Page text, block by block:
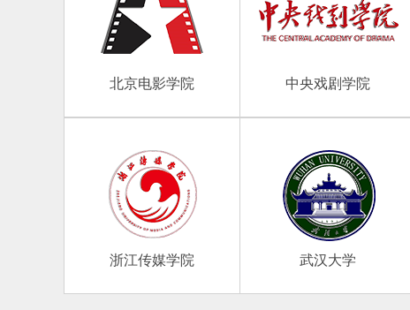
北京电影学院 中央戏剧学院
浙江传媒学院 武汉大学